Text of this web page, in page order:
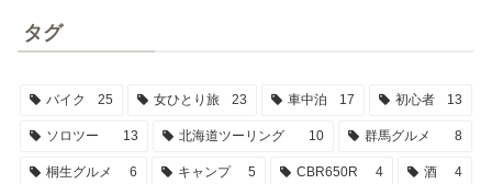
タグ
バイク 25 女ひとり旅 23 車中泊 17 初心者 13
ソロツー 13 北海道ツーリング 10 群馬グルメ 8
桐生グルメ 6 キャンプ 5 CBR650R 4 酒 4